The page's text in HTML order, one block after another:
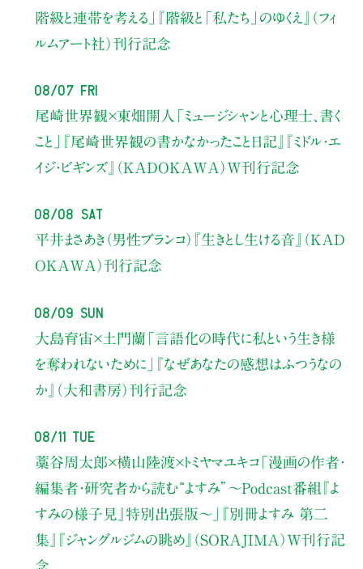
階級と連帯を考える」
『階級と「私たち」のゆくえ』（フィ
ルムアート社）刊行記念
08/07 Fri
尾崎世界観×東畑開人
「ミュージシャンと心理士、書く
こと」
『尾崎世界観の書かなかったこと日記』『ミドル・エ
イジ・ビギンズ』（KADOKAWA）W刊行記念
08/08 Sat
平井まさあき（男性ブランコ）
『生きとし生ける音』（KAD
OKAWA）刊行記念
08/09 Sun
大島育宙×土門蘭 「言語化の時代に私という生き様
を奪われないために」
『なぜあなたの感想はふつうなの
か』（大和書房）刊行記念
08/11 Tue
藁谷周太郎×横山陸渡×トミヤマユキコ「漫画の作者・
編集者・研究者から読む“よすみ” 〜Podcast番組『よ
すみの様子見』特別出張版〜」
『別冊よすみ 第二
集』『ジャングルジムの眺め』（SORAJIMA）W刊行記
念